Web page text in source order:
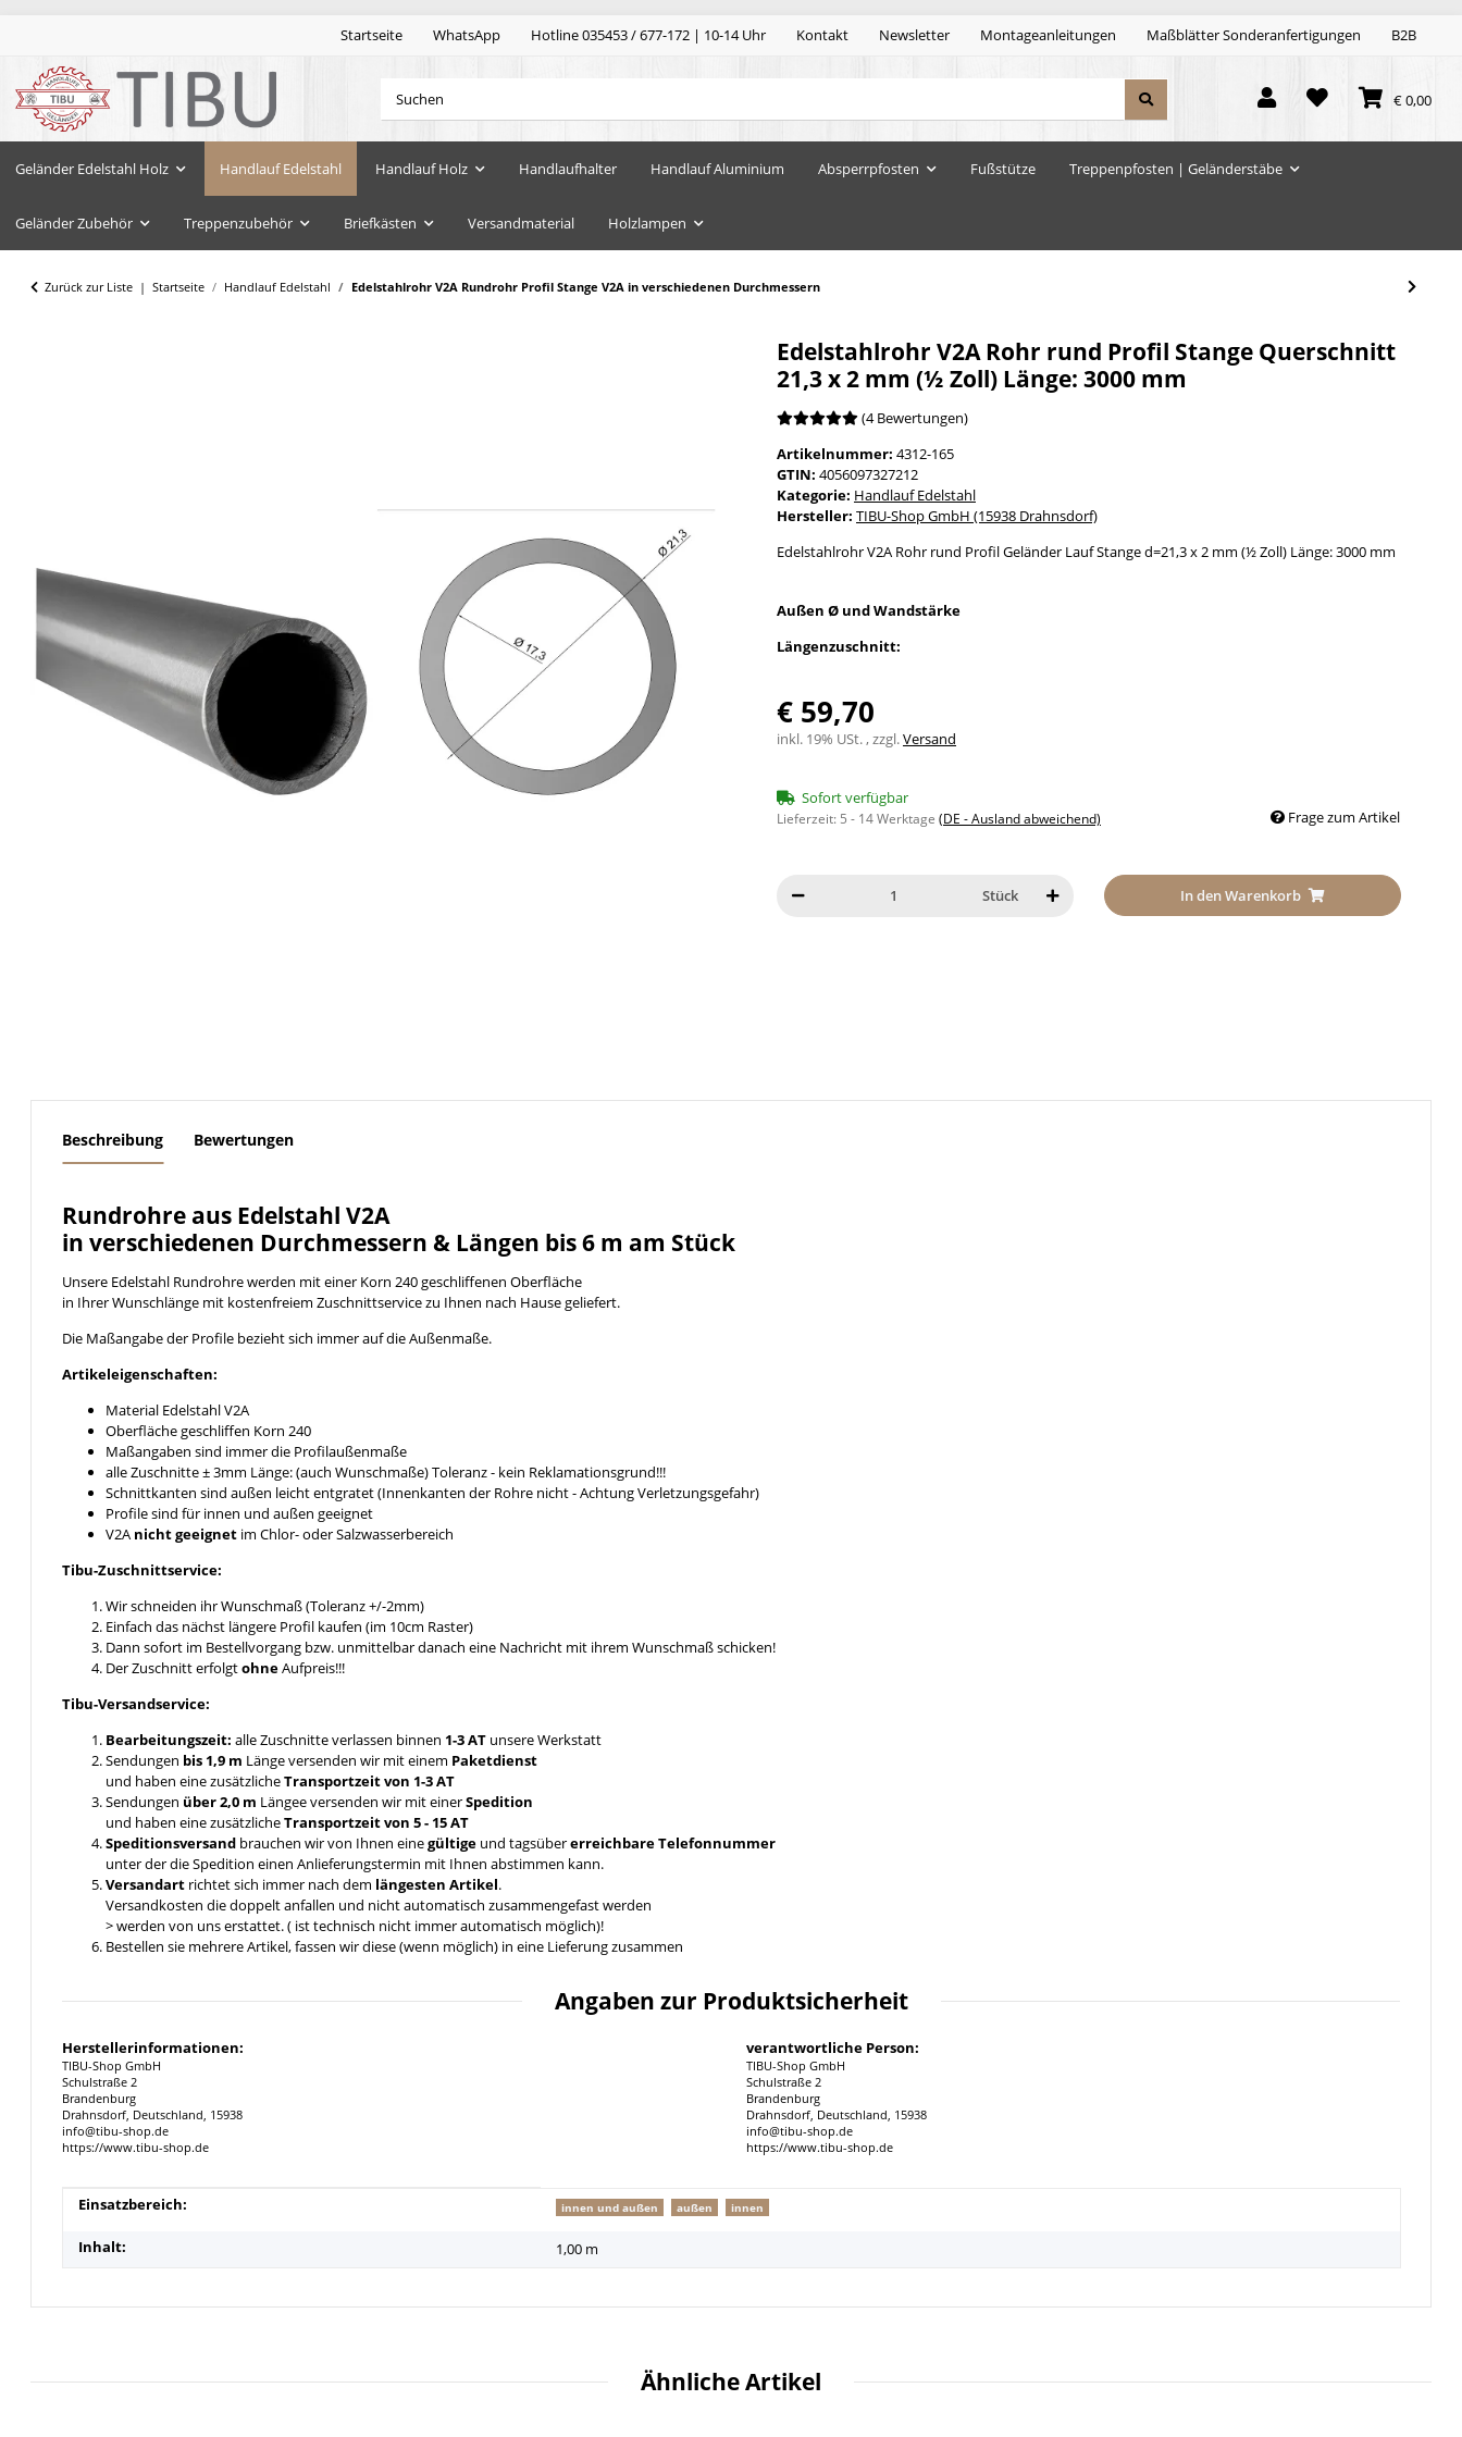
Startseite WhatsApp Hotline 035453 / 677-172 | 10-14 Uhr Kontakt Newsletter Montageanleitungen Maßblätter Sonderanfertigungen B2B
€ 0,00
Geländer Edelstahl Holz Handlauf Edelstahl Handlauf Holz Handlaufhalter Handlauf Aluminium Absperrpfosten Fußstütze Treppenpfosten | Geländerstäbe
Geländer Zubehör Treppenzubehör Briefkästen Versandmaterial Holzlampen
Zurück zur Liste Startseite Handlauf Edelstahl Edelstahlrohr V2A Rundrohr Profil Stange V2A in verschiedenen Durchmessern
Edelstahlrohr V2A Rohr rund Profil Stange Querschnitt
21,3 x 2 mm (½ Zoll) Länge: 3000 mm
(4 Bewertungen)
Artikelnummer: 4312-165
GTIN: 4056097327212
Kategorie: Handlauf Edelstahl
Hersteller: TIBU-Shop GmbH (15938 Drahnsdorf)
Edelstahlrohr V2A Rohr rund Profil Geländer Lauf Stange d=21,3 x 2 mm (½ Zoll) Länge: 3000 mm
Außen Ø und Wandstärke
Längenzuschnitt:
€ 59,70
inkl. 19% USt. , zzgl.Versand
Sofort verfügbar
Lieferzeit: 5 - 14 Werktage (DE - Ausland abweichend) Frage zum Artikel
Stück In den Warenkorb
Beschreibung Bewertungen
Rundrohre aus Edelstahl V2A
in verschiedenen Durchmessern & Längen bis 6 m am Stück
Unsere Edelstahl Rundrohre werden mit einer Korn 240 geschliffenen Oberfläche
in Ihrer Wunschlänge mit kostenfreiem Zuschnittservice zu Ihnen nach Hause geliefert.
Die Maßangabe der Profile bezieht sich immer auf die Außenmaße.
Artikeleigenschaften:
Material Edelstahl V2A
Oberfläche geschliffen Korn 240
Maßangaben sind immer die Profilaußenmaße
alle Zuschnitte ± 3mm Länge: (auch Wunschmaße) Toleranz - kein Reklamationsgrund!!!
Schnittkanten sind außen leicht entgratet (Innenkanten der Rohre nicht - Achtung Verletzungsgefahr)
Profile sind für innen und außen geeignet
V2A nicht geeignet im Chlor- oder Salzwasserbereich
Tibu-Zuschnittservice:
Wir schneiden ihr Wunschmaß (Toleranz +/-2mm)
Einfach das nächst längere Profil kaufen (im 10cm Raster)
Dann sofort im Bestellvorgang bzw. unmittelbar danach eine Nachricht mit ihrem Wunschmaß schicken!
Der Zuschnitt erfolgtohneAufpreis!!!
Tibu-Versandservice:
Bearbeitungszeit: alle Zuschnitte verlassen binnen 1-3 AT unsere Werkstatt
Sendungen bis 1,9 m Länge versenden wir mit einem Paketdienst
und haben eine zusätzlicheTransportzeit von 1-3 AT
Sendungen über 2,0 m Längee versenden wir mit einerSpedition
und haben eine zusätzlicheTransportzeit von 5 - 15 AT
Speditionsversand brauchen wir von Ihnen einegültige und tagsübererreichbare Telefonnummer
unter der die Spedition einen Anlieferungstermin mit Ihnen abstimmen kann.
Versandart richtet sich immer nach dem längesten Artikel.
Versandkosten die doppelt anfallen und nicht automatisch zusammengefast werden
> werden von uns erstattet. ( ist technisch nicht immer automatisch möglich)!
Bestellen sie mehrere Artikel, fassen wir diese (wenn möglich) in eine Lieferung zusammen
Angaben zur Produktsicherheit
Herstellerinformationen:
TIBU-Shop GmbH
Schulstraße 2
Brandenburg
Drahnsdorf, Deutschland, 15938
info@tibu-shop.de
https://www.tibu-shop.de
verantwortliche Person:
TIBU-Shop GmbH
Schulstraße 2
Brandenburg
Drahnsdorf, Deutschland, 15938
info@tibu-shop.de
https://www.tibu-shop.de
Produkteigenschaft
Wert
Einsatzbereich: innen und außen außen innen
Inhalt: 1,00 m
Ähnliche Artikel